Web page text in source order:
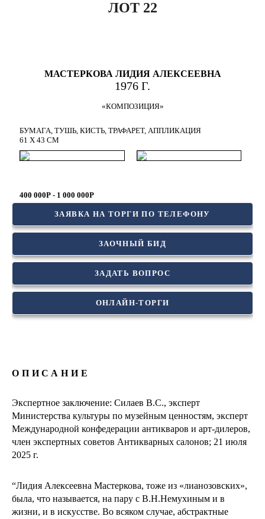
ЛОТ 22
МАСТЕРКОВА ЛИДИЯ АЛЕКСЕЕВНА
1976 Г.
«КОМПОЗИЦИЯ»
БУМАГА, ТУШЬ, КИСТЬ, ТРАФАРЕТ, АППЛИКАЦИЯ
61 X 43 СМ
400 000Р - 1 000 000Р
ЗАЯВКА НА ТОРГИ ПО ТЕЛЕФОНУ
ЗАОЧНЫЙ БИД
ЗАДАТЬ ВОПРОС
ОНЛАЙН-ТОРГИ
ОПИСАНИЕ
Экспертное заключение: Силаев В.С., эксперт
Министерства культуры по музейным ценностям, эксперт
Международной конфедерации антикваров и арт-дилеров,
член экспертных советов Антикварных салонов; 21 июля
2025 г.
“Лидия Алексеевна Мастеркова, тоже из «лианозовских»,
была, что называется, на пару с В.Н.Немухиным и в
жизни, и в искусстве. Во всяком случае, абстрактные